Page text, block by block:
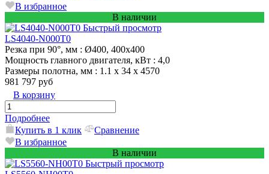
В избранное
В наличии
Быстрый просмотр
LS4040-N000T0
Резка при 90°, мм : Ø400, 400х400
Мощность главного двигателя, кВт : 4,0
Размеры полотна, мм : 1.1 x 34 x 4570
981 797 руб
В корзину
Подробнее
Купить в 1 клик
Сравнение
В избранное
В наличии
Быстрый просмотр